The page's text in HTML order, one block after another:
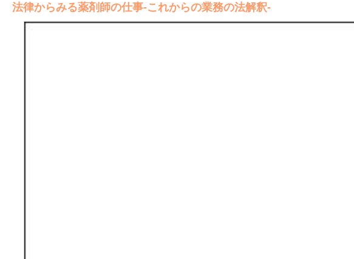
法律からみる薬剤師の仕事-これからの業務の法解釈-